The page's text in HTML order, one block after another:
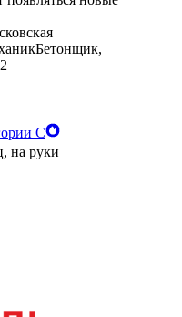
Бетонщик,
С
на руки